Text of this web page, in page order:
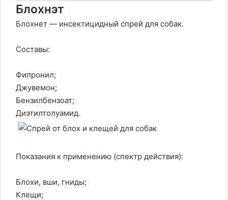
Блохнэт
Блохнет — инсектицидный спрей для собак.
Составы:
Фипронил;
Джувемон;
Бензилбензоат;
Диэтилтолуамид.
Показания к применению (спектр действия):
Блохи, вши, гниды;
Клещи;